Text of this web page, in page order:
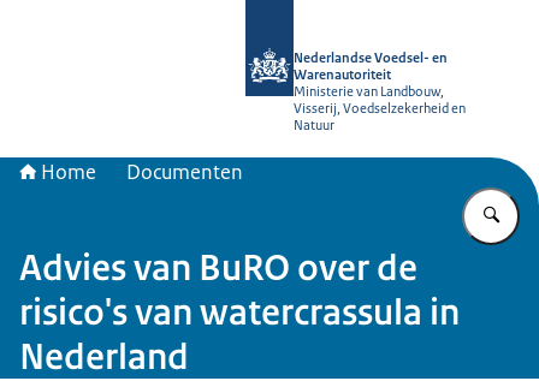
Nederlandse Voedsel- en
Warenautoriteit
Ministerie van Landbouw,
Visserij, Voedselzekerheid en
Natuur
Home Documenten
Advies van BuRO over de
risico's van watercrassula in
Nederland